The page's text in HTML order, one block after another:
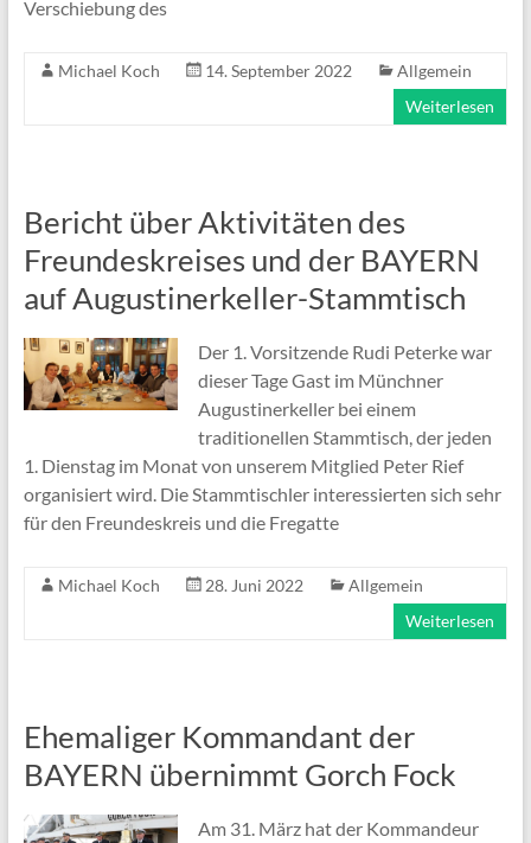
Verschiebung des
Michael Koch 14. September 2022
Allgemein
Weiterlesen
Bericht über Aktivitäten des
Freundeskreises und der BAYERN
auf Augustinerkeller-Stammtisch
Der 1. Vorsitzende Rudi Peterke war
dieser Tage Gast im Münchner
Augustinerkeller bei einem
traditionellen Stammtisch, der jeden
1. Dienstag im Monat von unserem Mitglied Peter Rief
organisiert wird. Die Stammtischler interessierten sich sehr
für den Freundeskreis und die Fregatte
Michael Koch 28. Juni 2022
Allgemein
Weiterlesen
Ehemaliger Kommandant der
BAYERN übernimmt Gorch Fock
Am 31. März hat der Kommandeur